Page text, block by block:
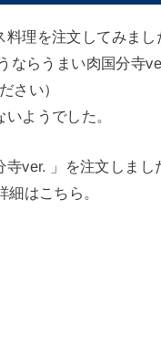
理を注文してみま
ならうまい肉国分寺
さい）
ようでした。
ver. 」を注文しまし
はこちら。